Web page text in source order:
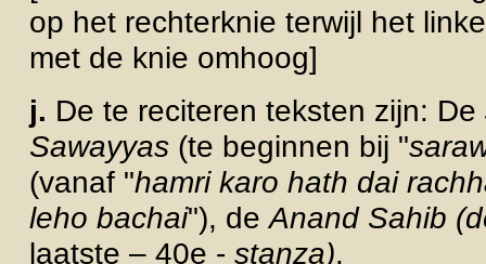
op het rechterknie terwijl het
met de knie omhoog]
j. De te reciteren teksten zijn: De
Sawayyas (te beginnen bij "
(vanaf "hamri karo hath dai
leho bachai"), deAnand Sahib
laatste – 40e - stanza).